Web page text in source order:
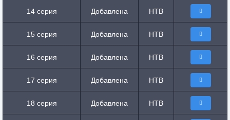
14 серия Добавлена НТВ
15 серия Добавлена НТВ
16 серия Добавлена НТВ
17 серия Добавлена НТВ
18 серия Добавлена НТВ